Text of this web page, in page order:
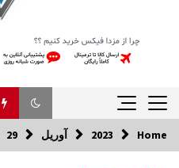
تماس با ما: 33954875-021
Home
2023 آوریل 29